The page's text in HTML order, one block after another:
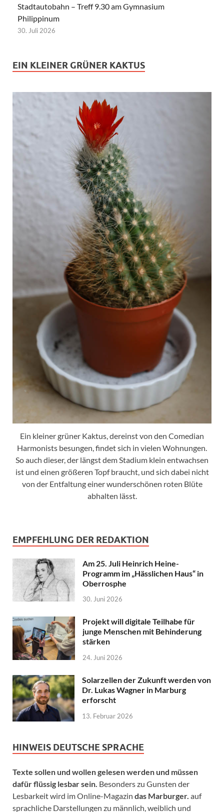
Stadtautobahn – Treff 9.30 am Gymnasium
Philippinum
30. Juli 2026
EIN KLEINER GRÜNER KAKTUS
Ein kleiner grüner Kaktus, dereinst von den Comedian
Harmonists besungen, findet sich in vielen Wohnungen.
So auch dieser, der längst dem Stadium klein entwachsen
ist und einen größeren Topf braucht, und sich dabei nicht
von der Entfaltung einer wunderschönen roten Blüte
abhalten lässt.
EMPFEHLUNG DER REDAKTION
Am 25. Juli Heinrich Heine-
Programm im „Hässlichen Haus“ in
Oberrosphe
30. Juni 2026
Projekt will digitale Teilhabe für
junge Menschen mit Behinderung
stärken
24. Juni 2026
Solarzellen der Zukunft werden von
Dr. Lukas Wagner in Marburg
erforscht
13. Februar 2026
HINWEIS DEUTSCHE SPRACHE
Texte sollen und wollen gelesen werden und müssen
dafür flüssig lesbar sein. Besonders zu Gunsten der
Lesbarkeit wird im Online-Magazin das Marburger. auf
sprachliche Darstellungen zu männlich, weiblich und